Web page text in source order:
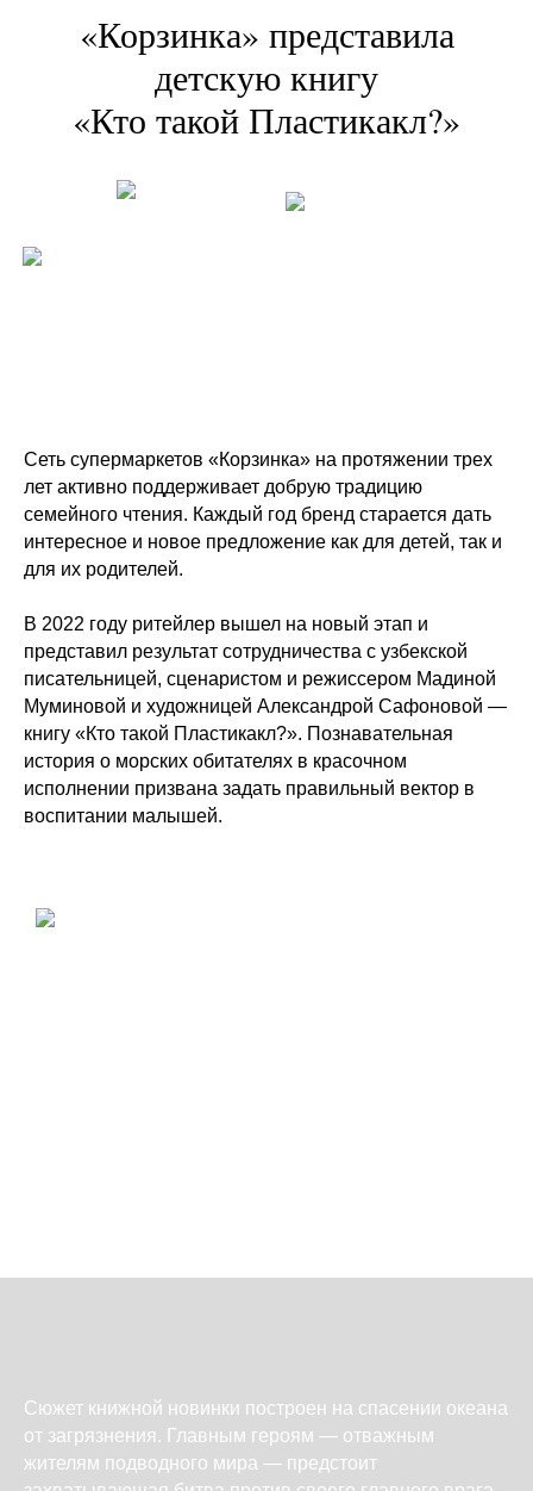
«Корзинка» представила
детскую книгу
«Кто такой Пластикакл?»
Сеть супермаркетов «Корзинка» на протяжении трех
лет активно поддерживает добрую традицию
семейного чтения. Каждый год бренд старается дать
интересное и новое предложение как для детей, так и
для их родителей.
В 2022 году ритейлер вышел на новый этап и
представил результат сотрудничества с узбекской
писательницей, сценаристом и режиссером Мадиной
Муминовой и художницей Александрой Сафоновой —
книгу «Кто такой Пластикакл?». Познавательная
история о морских обитателях в красочном
исполнении призвана задать правильный вектор в
воспитании малышей.
Сюжет книжной новинки построен на спасении океана
от загрязнения. Главным героям — отважным
жителям подводного мира — предстоит